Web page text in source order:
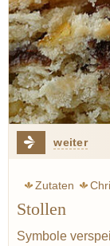
weiter
Zutaten
Stollen
Symbole